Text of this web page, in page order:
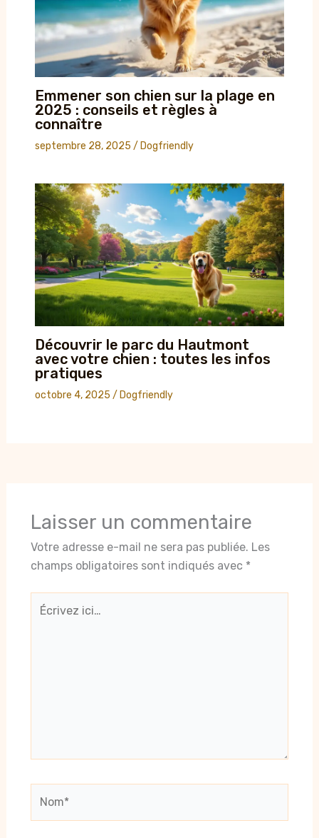
Emmener son chien sur la plage en
2025 : conseils et règles à
connaître
septembre 28, 2025 / Dogfriendly
Découvrir le parc du Hautmont
avec votre chien : toutes les infos
pratiques
octobre 4, 2025 / Dogfriendly
Laisser un commentaire
Votre adresse e-mail ne sera pas publiée. Les
champs obligatoires sont indiqués avec *
Écrivez